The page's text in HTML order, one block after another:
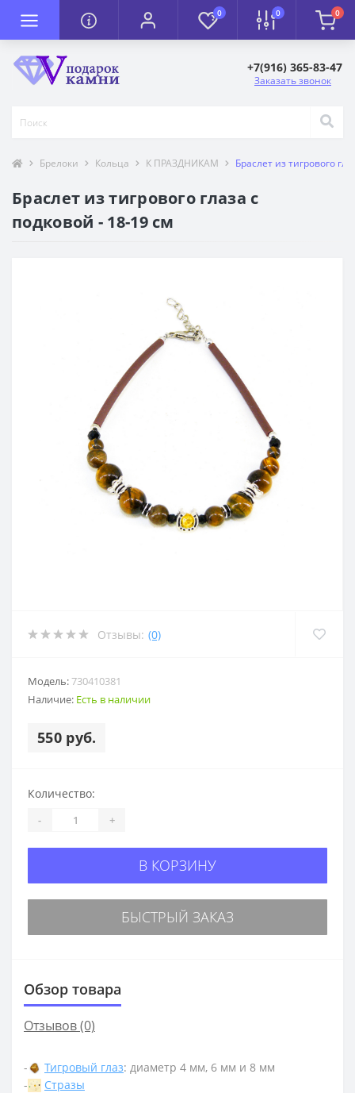
0 0 0
+7(916) 365-83-47
Заказать звонок
Брелоки Кольца К ПРАЗДНИКАМ Браслет из тигрового
Браслет из тигрового глаза с
подковой - 18-19 см
Отзывы: (0)
Модель:730410381
Наличие: Есть в наличии
550 руб.
Количество:
- +
В КОРЗИНУ
БЫСТРЫЙ ЗАКАЗ
Обзор товара
Отзывов (0)
- Тигровый глаз: диаметр 4 мм, 6 мм и 8 мм
-
Стразы